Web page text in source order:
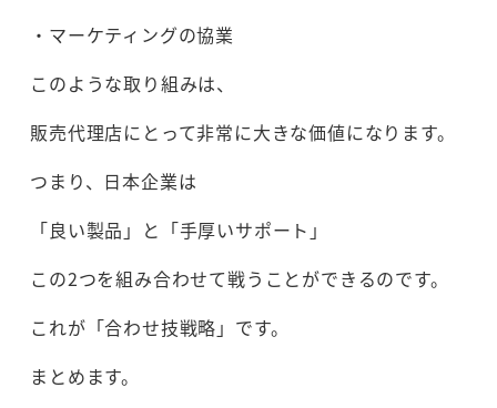
・マーケティングの協業
このような取り組みは、
販売代理店にとって非常に大きな価値になります。
つまり、日本企業は
「良い製品」と「手厚いサポート」
この2つを組み合わせて戦うことができるのです。
これが「合わせ技戦略」です。
まとめます。